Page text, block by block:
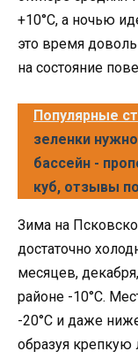
+10°C, а ночью
это время
на состояние
Популярные
зеленки
бассейн -
куб, отзывы
Зима на
достаточно
месяцев,
районе -10°C.
-20°C и даже
образуя крепкую